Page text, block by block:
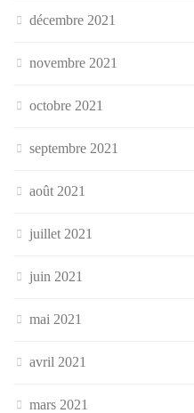
décembre 2021
novembre 2021
octobre 2021
septembre 2021
août 2021
juillet 2021
juin 2021
mai 2021
avril 2021
mars 2021